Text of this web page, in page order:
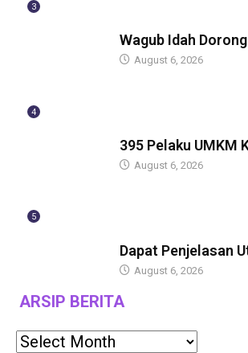
3
Wagub Idah
August 6, 2026
4
395 Pelaku UMKM
August 6, 2026
5
Dapat Penjelasan
August 6, 2026
ARSIP BERITA